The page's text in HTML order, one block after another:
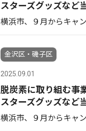
スターズグッズなど
横浜市、９月からキャ
金沢区・磯子区
2025.09.01
脱炭素に取り組む事
スターズグッズなど
横浜市、９月からキャ